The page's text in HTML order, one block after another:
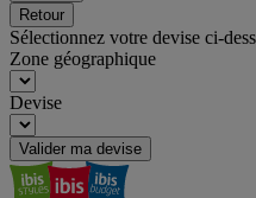
Retour
Sélectionnez votre devise ci-
Zone géographique
Devise
Valider ma devise